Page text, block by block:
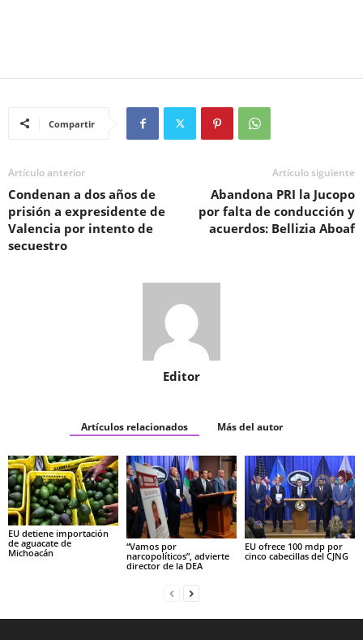
Compartir
Artículo anterior
Condenan a dos años de
prisión a expresidente de
Valencia por intento de
secuestro
Artículo siguiente
Abandona PRI la Jucopo
por falta de conducción y
acuerdos: Bellizia Aboaf
Editor
Artículos relacionados Más del autor
EU detiene importación
de aguacate de
Michoacán
“Vamos por
narcopolíticos”, advierte
director de la DEA
EU ofrece 100 mdp por
cinco cabecillas del CJNG